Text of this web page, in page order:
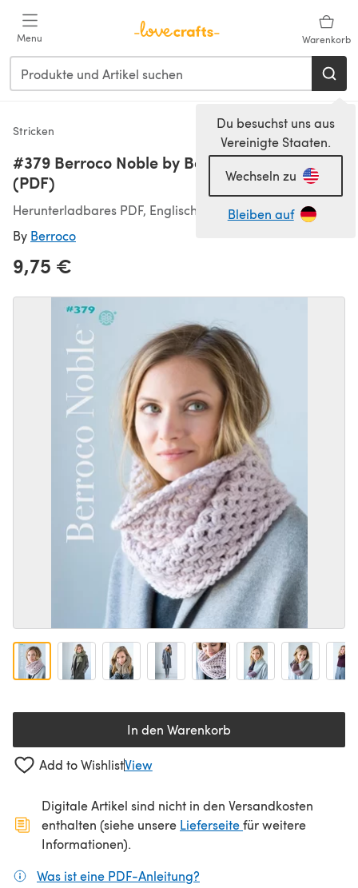
Menu Warenkorb
Du besuchst uns aus
Vereinigte Staaten.
Wechseln zu
Bleiben auf
Stricken
#379 Berroco Noble by Berroco Design Team
(PDF)
Herunterladbares PDF, Englisch
By Berroco
9,75 €
In den Warenkorb
Add to WishlistView
Digitale Artikel sind nicht in den Versandkosten
enthalten (siehe unsere Lieferseite(öffnet sich in
für weitere
Informationen).
Was ist eine PDF-Anleitung?